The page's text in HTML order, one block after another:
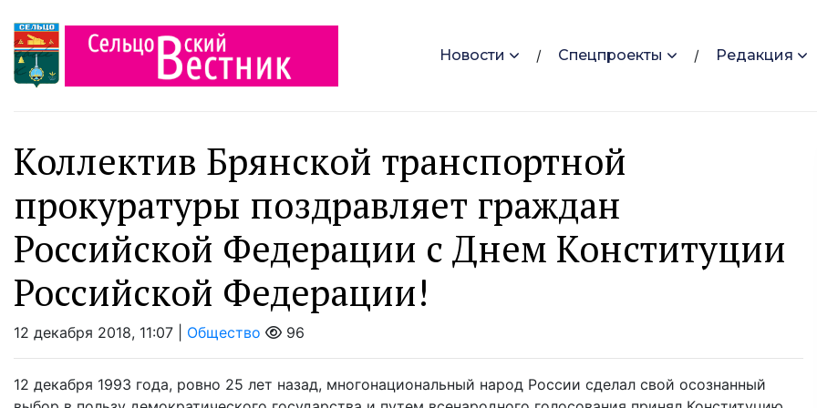
Новости Спецпроекты Редакция
Коллектив Брянской транспортной
прокуратуры поздравляет граждан
Российской Федерации с Днем Конституции
Российской Федерации!
12 декабря 2018, 11:07 | Общество 96
12 декабря 1993 года, ровно 25 лет назад, многонациональный народ России сделал свой осознанный